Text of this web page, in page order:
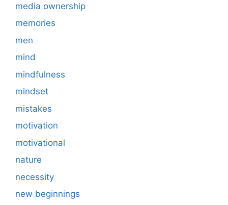
media ownership
memories
men
mind
mindfulness
mindset
mistakes
motivation
motivational
nature
necessity
new beginnings